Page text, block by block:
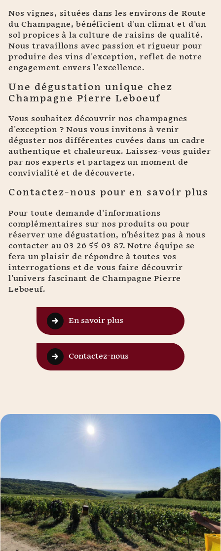
Nos vignes, situées dans les environs de Route
du Champagne, bénéficient d'un climat et d'un
sol propices à la culture de raisins de qualité.
Nous travaillons avec passion et rigueur pour
produire des vins d'exception, reflet de notre
engagement envers l'excellence.
Une dégustation unique chez
Champagne Pierre Leboeuf
Vous souhaitez découvrir nos champagnes
d'exception ? Nous vous invitons à venir
déguster nos différentes cuvées dans un cadre
authentique et chaleureux. Laissez-vous guider
par nos experts et partagez un moment de
convivialité et de découverte.
Contactez-nous pour en savoir plus
Pour toute demande d'informations
complémentaires sur nos produits ou pour
réserver une dégustation, n'hésitez pas à nous
contacter au 03 26 55 03 87. Notre équipe se
fera un plaisir de répondre à toutes vos
interrogations et de vous faire découvrir
l'univers fascinant de Champagne Pierre
Leboeuf.
En savoir plus
Contactez-nous